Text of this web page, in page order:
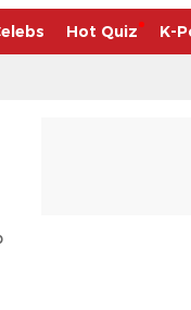
Hot Quiz K-